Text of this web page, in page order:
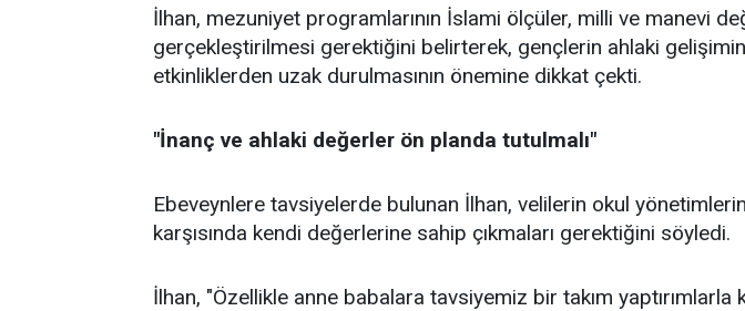
İlhan, mezuniyet programlarının İslami ölçüler, milli ve manevi
gerçekleştirilmesi gerektiğini belirterek, gençlerin ahlaki
etkinliklerden uzak durulmasının önemine dikkat çekti.
"İnanç ve ahlaki değerler ön planda tutulmalı"
Ebeveynlere tavsiyelerde bulunan İlhan, velilerin okul
karşısında kendi değerlerine sahip çıkmaları gerektiğini söyledi.
İlhan, "Özellikle anne babalara tavsiyemiz bir takım yaptırımlarla